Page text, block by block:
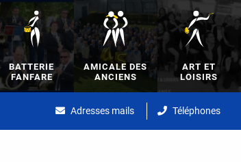
BATTERIE
FANFARE
AMICALE DES
ANCIENS
ART ET
LOISIRS
Adresses mails Téléphones